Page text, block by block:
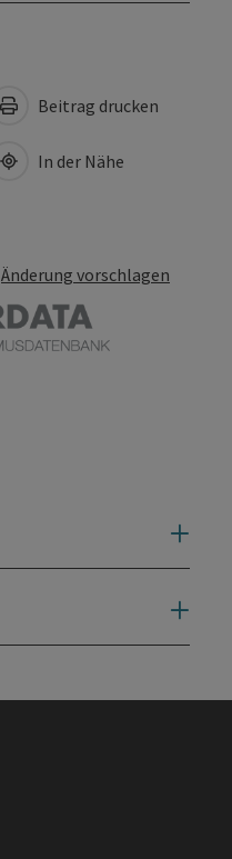
Beitrag drucken
In der Nähe
Änderung vorschlagen